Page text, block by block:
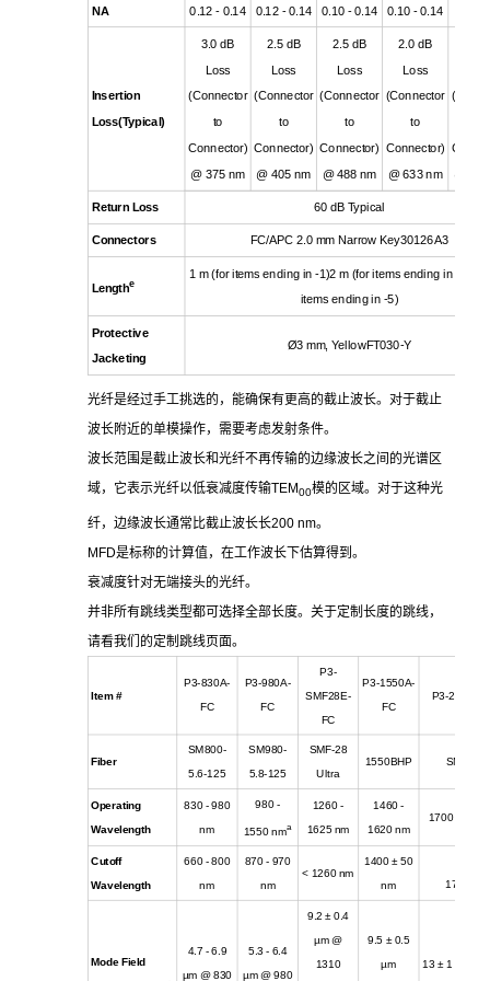
NA 0.12 - 0.14 0.12 - 0.14 0.10 - 0.14 0.10 - 0.14
Insertion
Loss(Typical)
3.0 dB
Loss
(Connector
to
Connector)
@ 375 nm
2.5 dB
Loss
(Connector
to
Connector)
@ 405 nm
2.5 dB
Loss
(Connector
to
Connector)
@ 488 nm
2.0 dB
Loss
(Connector
to
Connector)
@ 633 nm
@
Return Loss 60 dB Typical
Connectors FC/APC 2.0 mm Narrow Key30126A3
Lengthe
1 m (for items ending in -1)2 m (for items ending in -2)5
items ending in -5)
Protective
Jacketing
Ø3 mm, YellowFT030-Y
光纤是经过手工挑选的，能确保有更高的截止波长。对于截止
波长附近的单模操作，需要考虑发射条件。
波长范围是截止波长和光纤不再传输的边缘波长之间的光谱区
域，它表示光纤以低衰减度传输TEM00模的区域。对于这种光
纤，边缘波长通常比截止波长长200 nm。
MFD是标称的计算值，在工作波长下估算得到。
衰减度针对无端接头的光纤。
并非所有跳线类型都可选择全部长度。关于定制长度的跳线，
请看我们的定制跳线页面。
Item #
P3-830A-
FC
P3-980A-
FC
P3-
SMF28E-
FC
P3-1550A-
FC
P3-2000-
Fiber
SM800-
5.6-125
SM980-
5.8-125
SMF-28
Ultra
1550BHP SM2000
Operating
Wavelength
830 - 980
nm
980 -
1550 nma
1260 -
1625 nm
1460 -
1620 nm
1700 - 2300
Cutoff
Wavelength
660 - 800
nm
870 - 970
nm
< 1260 nm
1400± 50
nm
1700 nm
Mode Field
4.7 - 6.9
µm @ 830
5.3 - 6.4
µm @ 980
9.2± 0.4
µm @
1310
9.5 ± 0.5
µm
13± 1 µm @